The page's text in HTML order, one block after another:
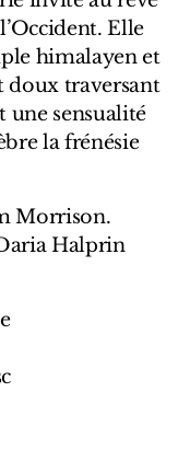
Elle
himalayen et
doux traversant
une sensualité
la frénésie
Morrison.
Halprin